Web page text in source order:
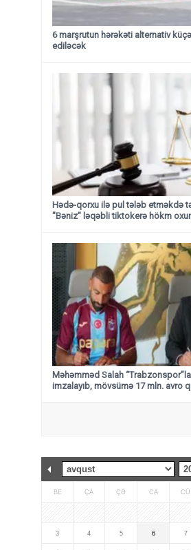
6 marşrutun hərəkəti alternativ
ediləcək
Hədə-qorxu ilə pul tələb etməkdə
"Bəniz" ləqəbli tiktokerə hökm
Məhəmməd Salah
imzalayıb, mövsümə 17 mln. avro
BE ÇA ÇƏ CA CÜ
3 4 5 6 7